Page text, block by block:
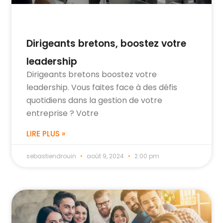
Dirigeants bretons, boostez votre
leadership
Dirigeants bretons boostez votre
leadership. Vous faites face à des défis
quotidiens dans la gestion de votre
entreprise ? Votre
LIRE PLUS »
sebastiendrouin août 9, 2024 2:00 pm